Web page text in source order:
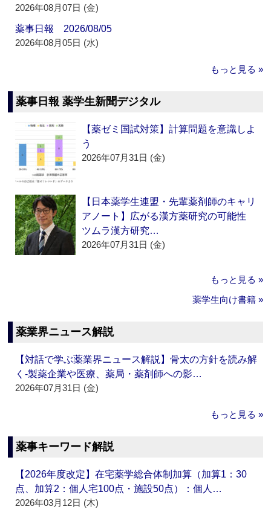
2026年08月07日 (金)
薬事日報 2026/08/05
2026年08月05日 (水)
もっと見る »
薬事日報 薬学生新聞デジタル
【薬ゼミ国試対策】計算問題を意識しよ
う
2026年07月31日 (金)
【日本薬学生連盟・先輩薬剤師のキャリ
アノート】広がる漢方薬研究の可能性
ツムラ漢方研究…
2026年07月31日 (金)
もっと見る »
薬学生向け書籍 »
薬業界ニュース解説
【対話で学ぶ薬業界ニュース解説】骨太の方針を読み解
く‐製薬企業や医療、薬局・薬剤師への影…
2026年07月31日 (金)
もっと見る »
薬事キーワード解説
【2026年度改定】在宅薬学総合体制加算（加算1：30
点、加算2：個人宅100点・施設50点）：個人…
2026年03月12日 (木)